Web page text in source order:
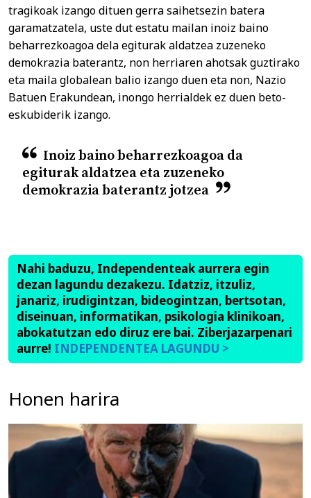
tragikoak izango dituen gerra saihetsezin batera
garamatzatela, uste dut estatu mailan inoiz baino
beharrezkoagoa dela egiturak aldatzea zuzeneko
demokrazia baterantz, non herriaren ahotsak guztirako
eta maila globalean balio izango duen eta non, Nazio
Batuen Erakundean, inongo herrialdek ez duen beto-
eskubiderik izango.
Inoiz baino beharrezkoagoa da
egiturak aldatzea eta zuzeneko
demokrazia baterantz jotzea
Nahi baduzu, Independenteak aurrera egin
dezan lagundu dezakezu. Idatziz, itzuliz,
janariz, irudigintzan, bideogintzan, bertsotan,
diseinuan, informatikan, psikologia klinikoan,
abokatutzan edo diruz ere bai. Ziberjazarpenari
aurre! INDEPENDENTEA LAGUNDU >
Honen harira